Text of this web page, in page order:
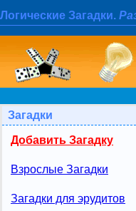
Логические Загадки.
Загадки
Добавить Загадку
Взрослые Загадки
Загадки для эрудитов